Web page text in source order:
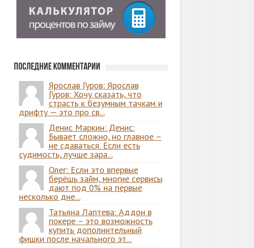
Последние комментарии
Ярослав Гуров: Ярослав
Гуров: Хочу сказать, что
страсть к безумным тачкам и
дрифту — это про св...
Денис Маркин: Денис:
Бывает сложно, но главное –
не сдаваться. Если есть
судимость, лучше зара...
Олег: Если это впервые
берёшь займ, многие сервисы
дают под 0% на первые
несколько дне...
Татьяна Лаптева: Аддон в
покере – это возможность
купить дополнительный
фишки после начального эт...